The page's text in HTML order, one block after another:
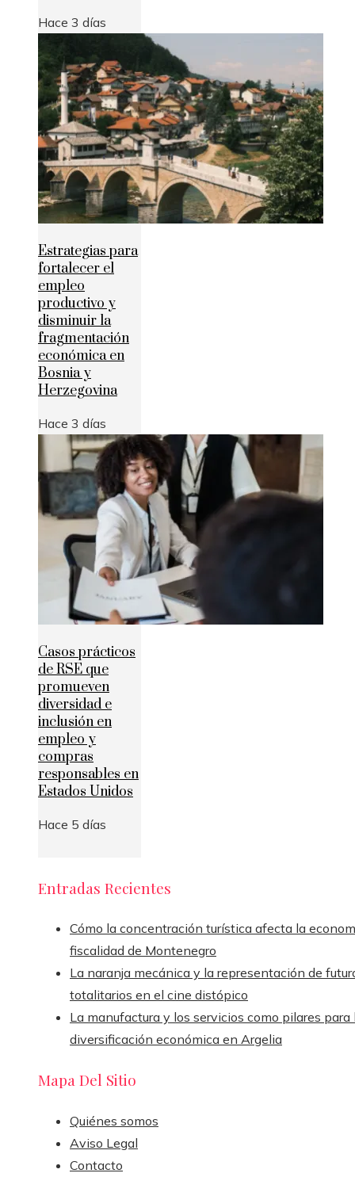
Hace 3 días
Estrategias para
fortalecer el
empleo
productivo y
disminuir la
fragmentación
económica en
Bosnia y
Herzegovina
Hace 3 días
Casos prácticos
de RSE que
promueven
diversidad e
inclusión en
empleo y
compras
responsables en
Estados Unidos
Hace 5 días
Entradas Recientes
Cómo la concentración turística afecta la
fiscalidad de Montenegro
La naranja mecánica y la representación de
totalitarios en el cine distópico
La manufactura y los servicios como pilares para
diversificación económica en Argelia
Mapa Del Sitio
Quiénes somos
Aviso Legal
Contacto